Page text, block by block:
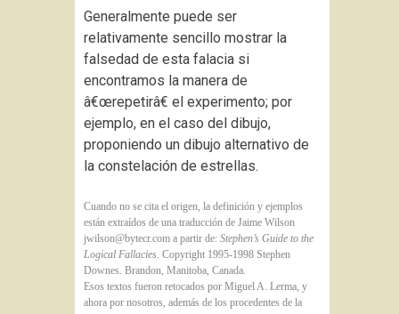
Generalmente puede ser
relativamente sencillo mostrar la
falsedad de esta falacia si
encontramos la manera de
â€œrepetirâ€ el experimento; por
ejemplo, en el caso del dibujo,
proponiendo un dibujo alternativo de
la constelación de estrellas.
Cuando no se cita el origen, la definición y ejemplos
están extraídos de una traducción de Jaime Wilson
jwilson@bytecr.com a partir de: Stephen’s Guide to the
Logical Fallacies. Copyright 1995-1998 Stephen
Downes. Brandon, Manitoba, Canada.
Esos textos fueron retocados por Miguel A. Lerma, y
ahora por nosotros, además de los procedentes de la